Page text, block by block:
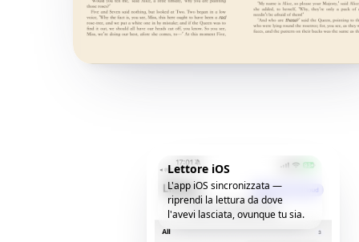
Lettore iOS
L'app iOS sincronizzata —
riprendi la lettura da dove
l'avevi lasciata, ovunque tu sia.